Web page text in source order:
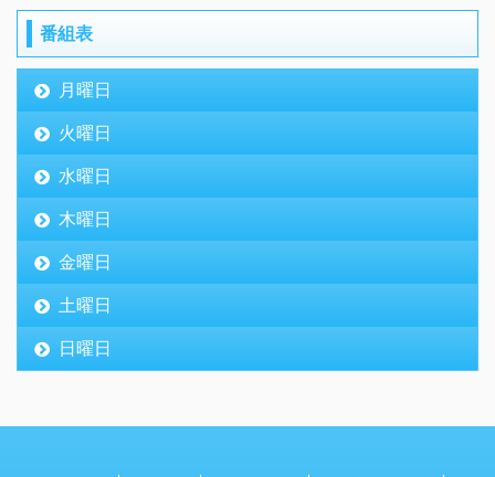
番組表
月曜日
火曜日
水曜日
木曜日
金曜日
土曜日
日曜日